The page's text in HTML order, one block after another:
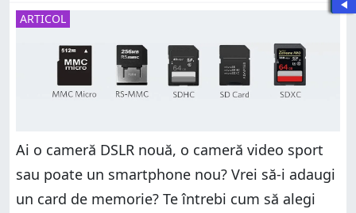
ARTICOL
Ai o cameră DSLR nouă, o cameră video sport
sau poate un smartphone nou? Vrei să-i adaugi
un card de memorie? Te întrebi cum să alegi